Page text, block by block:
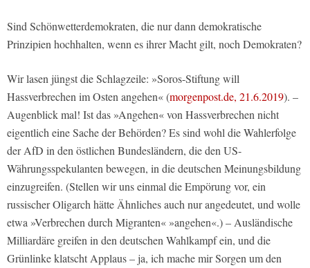
Sind Schönwetterdemokraten, die nur dann demokratische
Prinzipien hochhalten, wenn es ihrer Macht gilt, noch Demokraten?
Wir lasen jüngst die Schlagzeile: »Soros-Stiftung will
Hassverbrechen im Osten angehen« (morgenpost.de, 21.6.2019). –
Augenblick mal! Ist das »Angehen« von Hassverbrechen nicht
eigentlich eine Sache der Behörden? Es sind wohl die Wahlerfolge
der AfD in den östlichen Bundesländern, die den US-
Währungsspekulanten bewegen, in die deutschen Meinungsbildung
einzugreifen. (Stellen wir uns einmal die Empörung vor, ein
russischer Oligarch hätte Ähnliches auch nur angedeutet, und wolle
etwa »Verbrechen durch Migranten« »angehen«.) – Ausländische
Milliardäre greifen in den deutschen Wahlkampf ein, und die
Grünlinke klatscht Applaus – ja, ich mache mir Sorgen um den